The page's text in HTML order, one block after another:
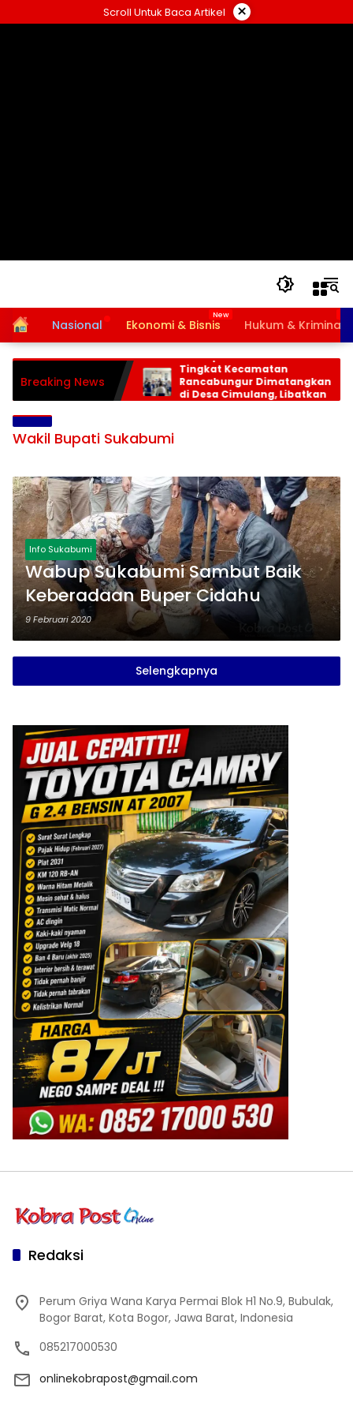
ke
Scroll Untuk Baca Artikel ×
HomeNasional Ekonomi & Bisnis Hukum & Kriminal
Breaking News
Persiapan HUT RI ke-81
Tingkat Kecamatan
Rancabungur Dimatangkan
di Desa Cimulang, Libatkan
Wakil Bupati Sukabumi
Info Sukabumi
Wabup Sukabumi Sambut Baik
Keberadaan Buper Cidahu
9 Februari 2020
Selengkapnya
Redaksi
Perum Griya Wana Karya Permai Blok H1 No.9, Bubulak,
Bogor Barat, Kota Bogor, Jawa Barat, Indonesia
085217000530
onlinekobrapost@gmail.com